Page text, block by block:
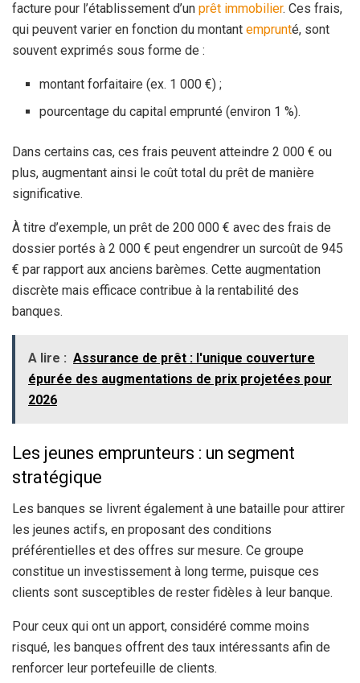
facture pour l’établissement d’un prêt immobilier. Ces frais,
qui peuvent varier en fonction du montant emprunté, sont
souvent exprimés sous forme de :
montant forfaitaire (ex. 1 000 €) ;
pourcentage du capital emprunté (environ 1 %).
Dans certains cas, ces frais peuvent atteindre 2 000 € ou
plus, augmentant ainsi le coût total du prêt de manière
significative.
À titre d’exemple, un prêt de 200 000 € avec des frais de
dossier portés à 2 000 € peut engendrer un surcoût de 945
€ par rapport aux anciens barèmes. Cette augmentation
discrète mais efficace contribue à la rentabilité des
banques.
A lire : Assurance de prêt : l'unique couverture
épurée des augmentations de prix projetées pour
2026
Les jeunes emprunteurs : un segment
stratégique
Les banques se livrent également à une bataille pour attirer
les jeunes actifs, en proposant des conditions
préférentielles et des offres sur mesure. Ce groupe
constitue un investissement à long terme, puisque ces
clients sont susceptibles de rester fidèles à leur banque.
Pour ceux qui ont un apport, considéré comme moins
risqué, les banques offrent des taux intéressants afin de
renforcer leur portefeuille de clients.